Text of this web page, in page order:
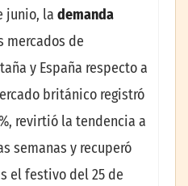
junio, la demanda
mercados de
y España respecto a
británico registró
revirtió la tendencia a
semanas y recuperó
el festivo del 25 de